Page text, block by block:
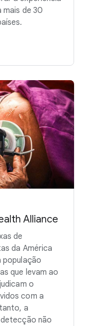
de 30
Alliance
de
da América
população
que levam ao
o
com a
a
não